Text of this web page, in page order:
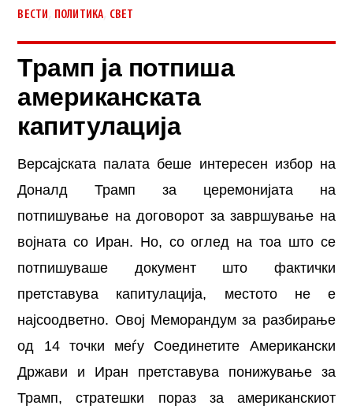
ВЕСТИ ПОЛИТИКА СВЕТ
Трамп ја потпиша
американската
капитулација
Версајската палата беше интересен избор на
Доналд Трамп за церемонијата на
потпишување на договорот за завршување на
војната со Иран. Но, со оглед на тоа што се
потпишуваше документ што фактички
претставува капитулација, местото не е
најсоодветно. Овој Меморандум за разбирање
од 14 точки меѓу Соединетите Американски
Држави и Иран претставува понижување за
Трамп, стратешки пораз за американскиот